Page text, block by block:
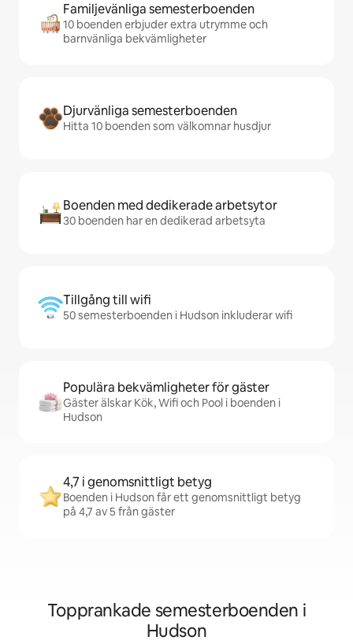
Familjevänliga semesterboenden
10 boenden erbjuder extra utrymme och
barnvänliga bekvämligheter
Djurvänliga semesterboenden
Hitta 10 boenden som välkomnar husdjur
Boenden med dedikerade arbetsytor
30 boenden har en dedikerad arbetsyta
Tillgång till wifi
50 semesterboenden i Hudson inkluderar wifi
Populära bekvämligheter för gäster
Gäster älskar Kök, Wifi och Pool i boenden i
Hudson
4,7 i genomsnittligt betyg
Boenden i Hudson får ett genomsnittligt betyg
på 4,7 av 5 från gäster
Topprankade semesterboenden i
Hudson